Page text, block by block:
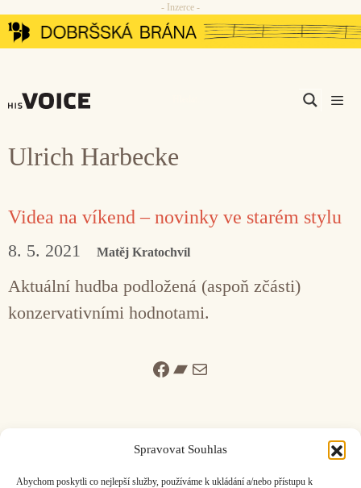
Spravovat Souhlas
Abychom poskytli co nejlepší služby, používáme k ukládání a/nebo přístupu k
Přeskočit
na
- Inzerce -
Ulrich Harbecke
Videa na víkend – novinky ve starém stylu
8. 5. 2021 Matěj Kratochvíl
Aktuální hudba podložená (aspoň zčásti)
konzervativními hodnotami.
Facebook
Bandcamp
Mail
ČASOPIS O JINÉ HUDBĚ | vydáváHudební informační středisko